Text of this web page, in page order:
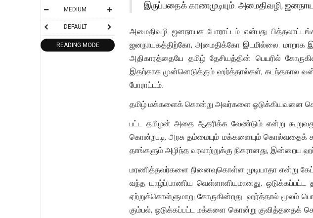
MEDIUM
DEFAULT
READING MODE
இருப்பதைக் காணமுடியும். அமைதிவழி,
அமைதிவழி ஜனநாயக போராட்டம் என்பது
ஜனநாயகத்திற்கோ, அமைதிக்கோ இடமில்லை. மாறாக
அதிகாரத்தையே தமிழ் தேசியத்தின் பெயரில்
இதற்காக முன்னெடுக்கும் ஹர்த்தால்கள், கடந்தகால
போராட்டம்.
தமிழ் மக்களைக் கொன்று அவர்களை ஓடுக்கியவனை
பட்ட தமிழன் அதை ஆதரிக்க வேண்டும் என்று
கொன்றபடி, அரசு தம்மையும் மக்களையும் கொல்வதைக்
தாங்களும் அழிந்த வரலாற்றுக்கு நிகரானது, இன்றைய
மரணித்தவர்களை நினைவுகொள்ள முடியாதா என்று
வந்த யாழ்ப்;பாணிய வெள்ளாளியமானது,
ஏற்றுக்கொள்ளுமாறு கோருகின்றது. ஹர்த்தால் மூலம்
கும்பல், ஓடுக்கப்பட்ட மக்களை கொன்று குவித்ததைக்